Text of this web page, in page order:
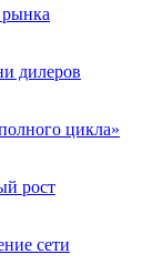
дилеров
цикла»
рост
сети